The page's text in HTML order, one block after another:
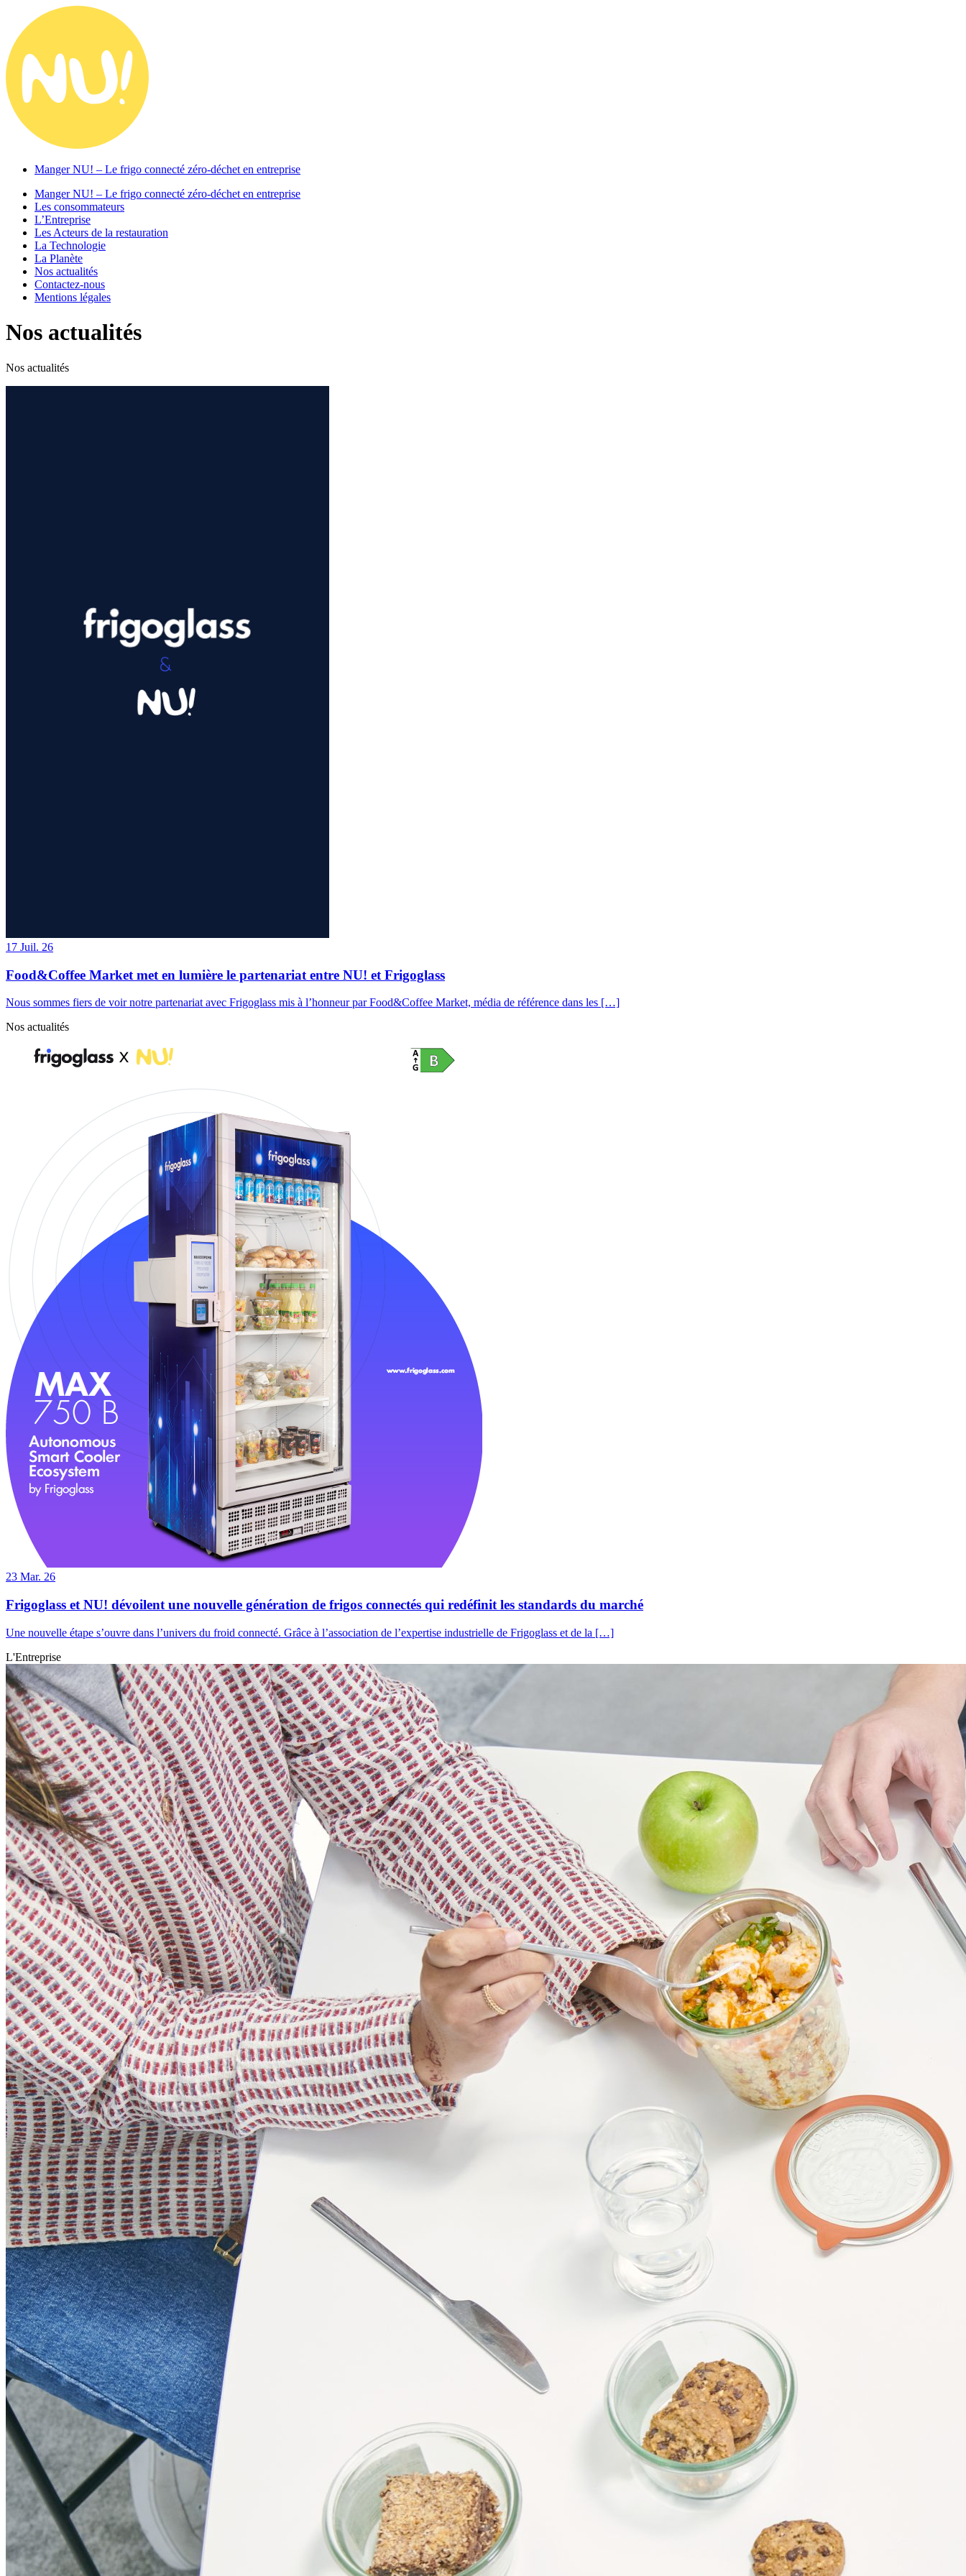
Manger NU! – Le frigo connecté zéro-déchet en entreprise
Manger NU! – Le frigo connecté zéro-déchet en entreprise
Les consommateurs
L’Entreprise
Les Acteurs de la restauration
La Technologie
La Planète
Nos actualités
Contactez-nous
Mentions légales
Nos actualités
Nos actualités
17 Juil. 26
Food&Coffee Market met en lumière le partenariat entre NU! et Frigoglass
Nous sommes fiers de voir notre partenariat avec Frigoglass mis à l’honneur par Food&Coffee Market, média de référence dans les […]
Nos actualités
23 Mar. 26
Frigoglass et NU! dévoilent une nouvelle génération de frigos connectés qui redéfinit les standards du marché
Une nouvelle étape s’ouvre dans l’univers du froid connecté. Grâce à l’association de l’expertise industrielle de Frigoglass et de la […]
L'Entreprise